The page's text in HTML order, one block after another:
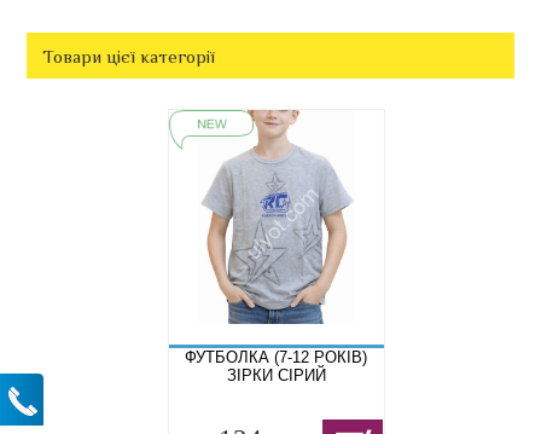
Товари цієї категорії
ФУТБОЛКА (7-12 РОКІВ)
ЗІРКИ СІРИЙ